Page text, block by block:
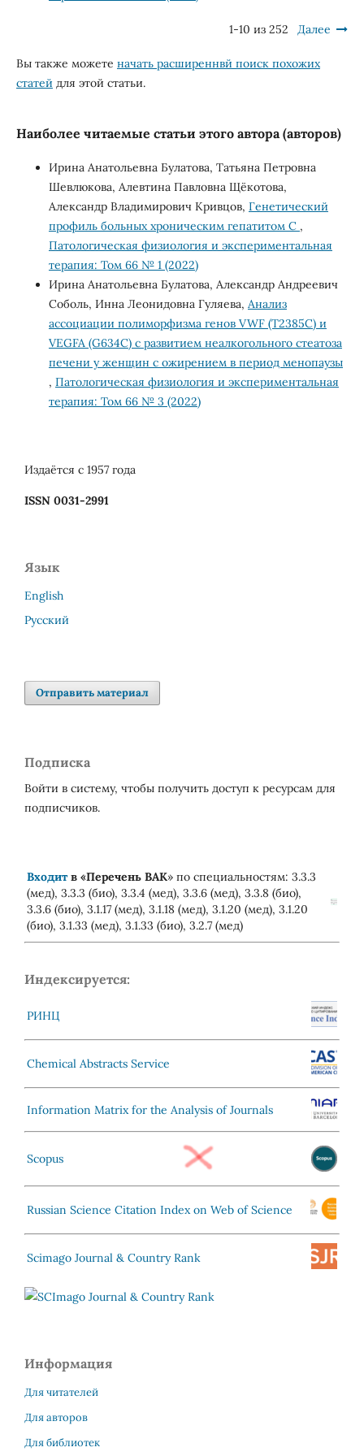
1-10 из 252 Далее
Вы также можете начать расширеннвй поиск похожих
статей для этой статьи.
Наиболее читаемые статьи этого автора (авторов)
Ирина Анатольевна Булатова, Татьяна Петровна
Шевлюкова, Алевтина Павловна Щёкотова,
Александр Владимирович Кривцов, Генетический
профиль больных хроническим гепатитом С ,
Патологическая физиология и экспериментальная
терапия: Том 66 № 1 (2022)
Ирина Анатольевна Булатова, Александр Андреевич
Соболь, Инна Леонидовна Гуляева, Анализ
ассоциации полиморфизма генов VWF (T2385C) и
VEGFA (G634С) с развитием неалкогольного стеатоза
печени у женщин с ожирением в период менопаузы
, Патологическая физиология и экспериментальная
терапия: Том 66 № 3 (2022)
Издаётся с 1957 года
ISSN 0031-2991
Язык
English
Русский
Отправить материал
Подписка
Войти в систему, чтобы получить доступ к ресурсам для
подписчиков.
Входит в «Перечень ВАК» по специальностям: 3.3.3
(мед), 3.3.3 (био), 3.3.4 (мед), 3.3.6 (мед), 3.3.8 (био),
3.3.6 (био), 3.1.17 (мед), 3.1.18 (мед), 3.1.20 (мед), 3.1.20
(био), 3.1.33 (мед), 3.1.33 (био), 3.2.7 (мед)
Индексируется:
РИНЦ
Chemical Abstracts Service
Information Matrix for the Analysis of Journals
Scopus
Russian Science Citation Index on Web of Science
Scimago Journal & Country Rank
Информация
Для читателей
Для авторов
Для библиотек